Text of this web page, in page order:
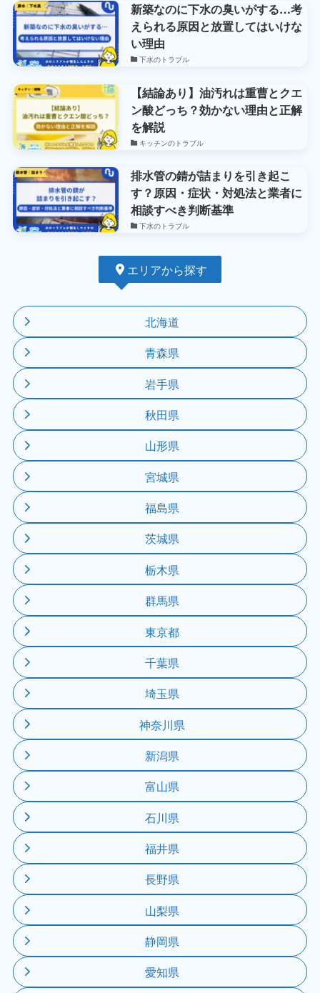
新築なのに下水の臭いがする…考
えられる原因と放置してはいけな
い理由
下水のトラブル
【結論あり】油汚れは重曹とクエ
ン酸どっち？効かない理由と正解
を解説
キッチンのトラブル
排水管の錆が詰まりを引き起こ
す？原因・症状・対処法と業者に
相談すべき判断基準
下水のトラブル
エリアから探す
北海道
青森県
岩手県
秋田県
山形県
宮城県
福島県
茨城県
栃木県
群馬県
東京都
千葉県
埼玉県
神奈川県
新潟県
富山県
石川県
福井県
長野県
山梨県
静岡県
愛知県